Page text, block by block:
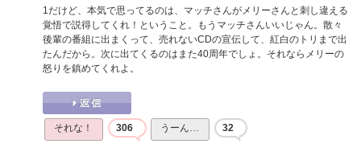
1だけど、本気で思ってるのは、マッチさんがメリーさんと刺し違える
覚悟で説得してくれ！ということ。もうマッチさんいいじゃん。散々
後輩の番組に出まくって、売れないCDの宣伝して、紅白のトリまで出
たんだから。次に出てくるのはまた40周年でしょ。それならメリーの
怒りを鎮めてくれよ。
それな！ 306 うーん… 32